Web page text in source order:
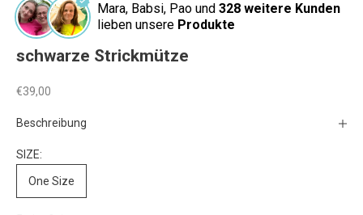
Mara, Babsi, Pao und 328 weitere Kunden
lieben unsere Produkte
schwarze Strickmütze
Angebot
€39,00
Beschreibung
SIZE:
One Size